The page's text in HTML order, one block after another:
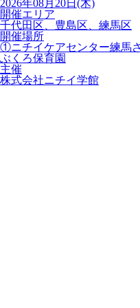
2026年08月20日(木)
開催エリア
千代田区、豊島区、練馬区
開催場所
①ニチイケアセンター練馬
ぶくろ保育園
主催
株式会社ニチイ学館